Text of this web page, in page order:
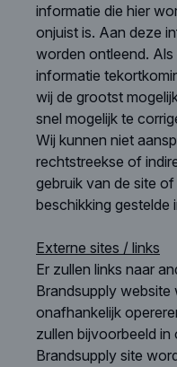
informatie die hier
onjuist is. Aan deze
worden ontleend.
informatie
wij de grootst
snel mogelijk te
Wij kunnen niet
rechtstreekse of
gebruik van de site
beschikking gestelde
Externe sites / links
Er zullen links naar
Brandsupply website
onafhankelijk
zullen bijvoorbeeld
Brandsupply site